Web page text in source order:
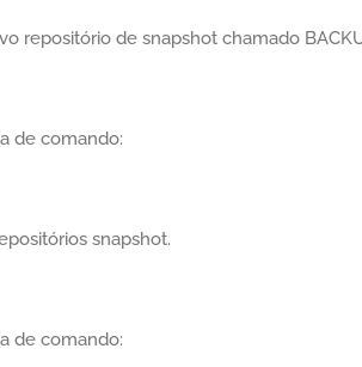
repositório de snapshot chamado
de comando:
snapshot.
de comando: